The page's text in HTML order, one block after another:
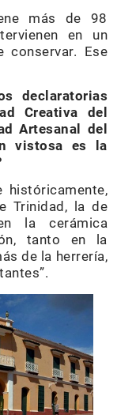
más de 98
en un
conservar. Ese
declaratorias
Creativa del
Artesanal del
vistosa es la
históricamente,
Trinidad, la de
la cerámica
tanto en la
de la herrería,